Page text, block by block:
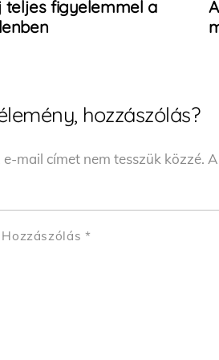
teljes figyelemmel a
hozzászólás?
e-mail címet nem tesszük közzé.
Hozzászólás *